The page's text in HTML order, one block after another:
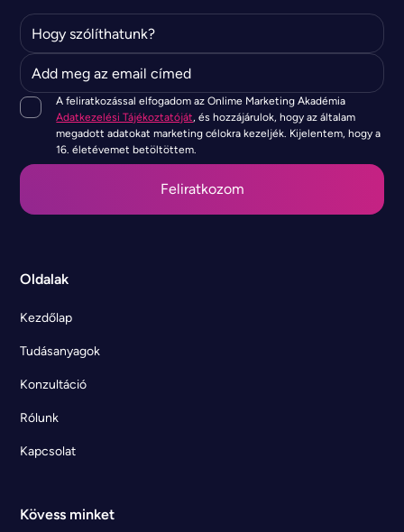
A feliratkozással elfogadom az Onlime Marketing Akadémia
Adatkezelési Tájékoztatóját, és hozzájárulok, hogy az általam
megadott adatokat marketing célokra kezeljék. Kijelentem, hogy a
16. életévemet betöltöttem.
Oldalak
Kezdőlap
Tudásanyagok
Konzultáció
Rólunk
Kapcsolat
Kövess minket